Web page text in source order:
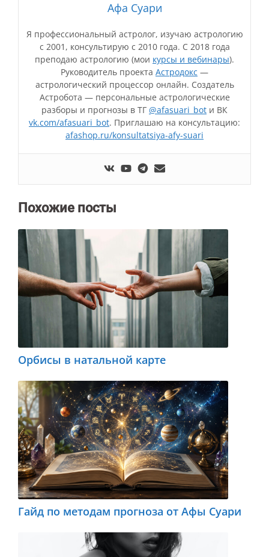
Афа Суари
Я профессиональный астролог, изучаю астрологию
с 2001, консультирую с 2010 года. С 2018 года
преподаю астрологию (мои курсы и вебинары).
Руководитель проекта Астродокс —
астрологический процессор онлайн. Создатель
Астробота — персональные астрологические
разборы и прогнозы в ТГ @afasuari_bot и ВК
vk.com/afasuari_bot. Приглашаю на консультацию:
afashop.ru/konsultatsiya-afy-suari
Похожие посты
Орбисы в натальной карте
Гайд по методам прогноза от Афы Суари